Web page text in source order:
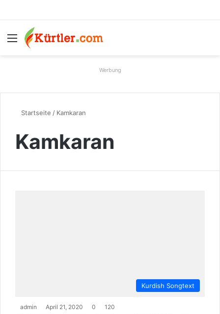
Menü
Werbung
Startseite / Kamkaran
Kamkaran
Kurdish Songtext
admin April 21, 2020 0 120